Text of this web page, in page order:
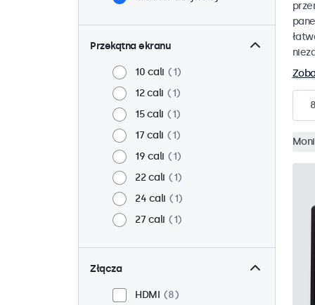
Przekątna ekranu
10 cali
1
12 cali
1
15 cali
1
17 cali
1
19 cali
1
22 cali
1
24 cali
1
27 cali
1
Złącza
HDMI
8
8